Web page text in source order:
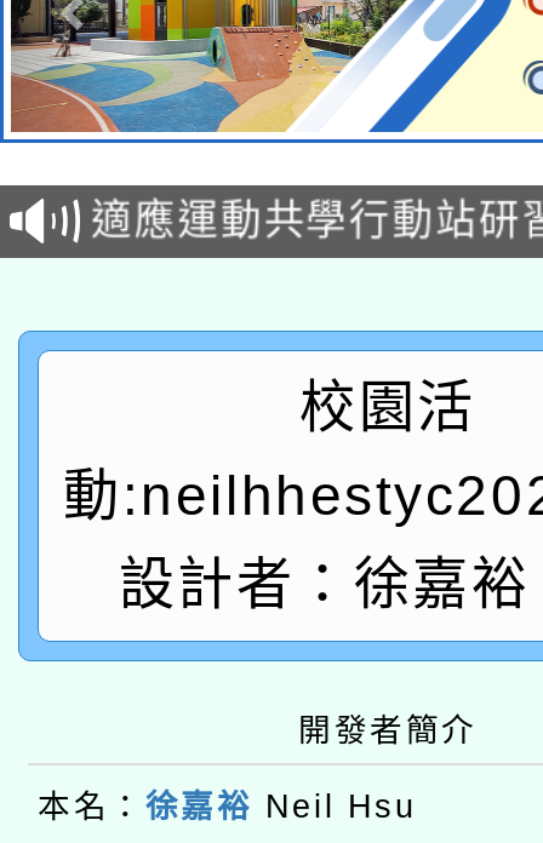
本校115學年度第2次
招甄選結果公告(無人
適應運動共學行動站研
本館辦理115年度閱讀
暨閱讀推動專業研習
科技賦能─人工智慧
A3數位素養講師名單
pilot」
有關大陸委員會函釋公
薪期間赴陸應申請許可
轉知經濟部水利署委託
業技術研究院辦理「
用水績優單位及節水達
動」
115年8月22日(星期六
開 智慧啟航」
本校115學年度第2次
招甄選結果公告(無人
適應運動共學行動站研
校園活
動
設計者：徐嘉
開發者簡介
本名： 徐嘉裕 Neil Hsu